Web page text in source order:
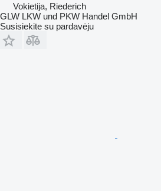
Vokietija, Riederich
GLW LKW und PKW Handel GmbH
Susisiekite su pardavėju